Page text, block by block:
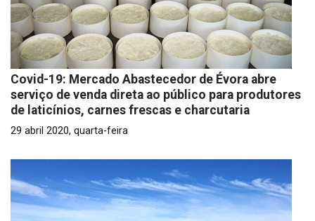
Covid-19: Mercado Abastecedor de Évora abre
serviço de venda direta ao público para produtores
de laticínios, carnes frescas e charcutaria
29 abril 2020, quarta-feira